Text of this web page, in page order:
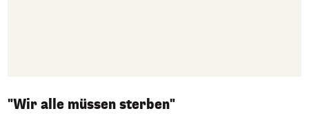
"Wir alle müssen sterben"